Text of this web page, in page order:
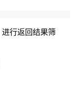
行返回结果筛